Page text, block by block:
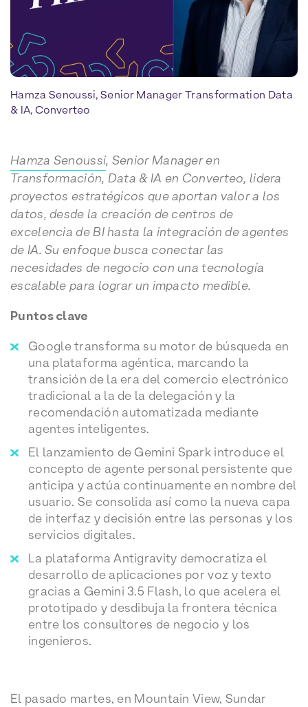
Hamza Senoussi, Senior Manager Transformation Data
& IA, Converteo
Hamza Senoussi, Senior Manager en
Transformación, Data & IA en Converteo, lidera
proyectos estratégicos que aportan valor a los
datos, desde la creación de centros de
excelencia de BI hasta la integración de agentes
de IA. Su enfoque busca conectar las
necesidades de negocio con una tecnología
escalable para lograr un impacto medible.
Puntos clave
Google transforma su motor de búsqueda en
una plataforma agéntica, marcando la
transición de la era del comercio electrónico
tradicional a la de la delegación y la
recomendación automatizada mediante
agentes inteligentes.
El lanzamiento de Gemini Spark introduce el
concepto de agente personal persistente que
anticipa y actúa continuamente en nombre del
usuario. Se consolida así como la nueva capa
de interfaz y decisión entre las personas y los
servicios digitales.
La plataforma Antigravity democratiza el
desarrollo de aplicaciones por voz y texto
gracias a Gemini 3.5 Flash, lo que acelera el
prototipado y desdibuja la frontera técnica
entre los consultores de negocio y los
ingenieros.
El pasado martes, en Mountain View, Sundar